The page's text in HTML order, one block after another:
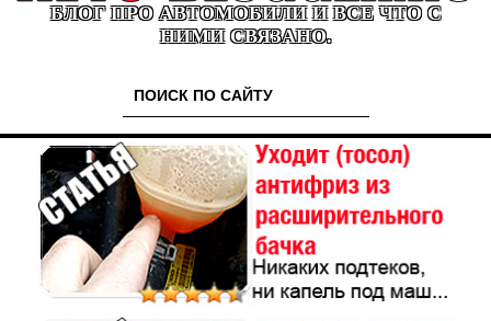
БЛОГ ПРО АВТОМОБИЛИ И ВСЕ ЧТО С
НИМИ СВЯЗАНО.